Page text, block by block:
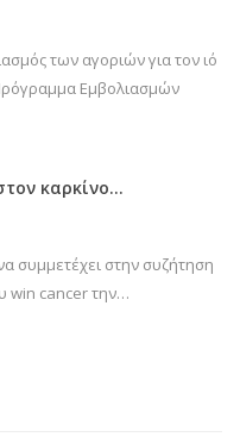
των αγοριών για τον ιό
Εμβολιασμών
καρκίνο…
συμμετέχει στην συζήτηση
win cancer την…